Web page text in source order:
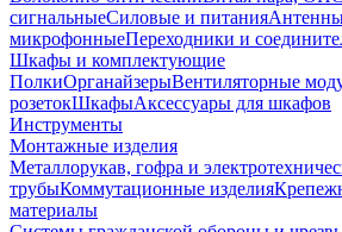
сигнальныеСиловые и питания
микрофонныеПереходники и
Шкафы и комплектующие
ПолкиОрганайзерыВентиляторные
розетокШкафыАксессуары для шкафов
Инструменты
Монтажные изделия
Металлорукав, гофра и
трубыКоммутационные изделия
материалы